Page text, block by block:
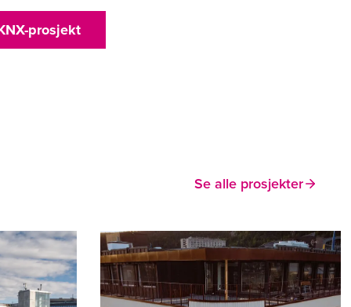
prosjekt
Se alle prosjekter